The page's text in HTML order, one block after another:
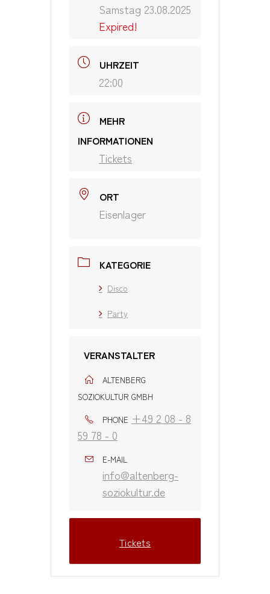
Samstag 23.08.2025
Expired!
UHRZEIT
22:00
MEHR
INFORMATIONEN
Tickets
ORT
Eisenlager
KATEGORIE
Disco
Party
VERANSTALTER
ALTENBERG
SOZIOKULTUR GMBH
PHONE +49 2 08 - 8
59 78 - 0
E-MAIL
info@altenberg-
soziokultur.de
Tickets